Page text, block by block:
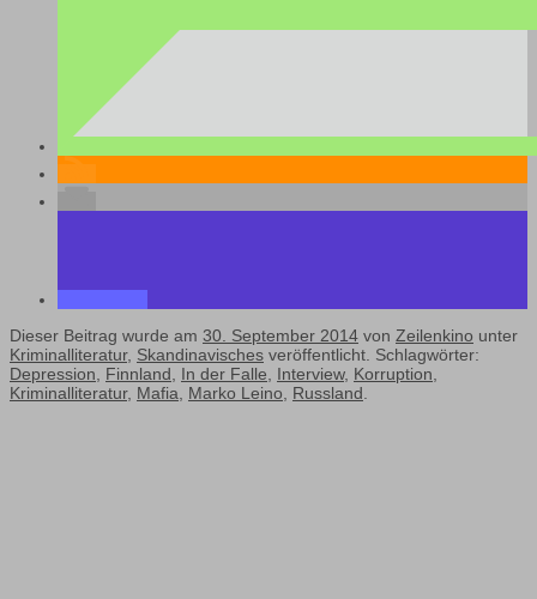
Dieser Beitrag wurde am 30. September 2014 von Zeilenkino unter
Kriminalliteratur, Skandinavisches veröffentlicht. Schlagwörter:
Depression, Finnland, In der Falle, Interview, Korruption,
Kriminalliteratur, Mafia, Marko Leino, Russland.